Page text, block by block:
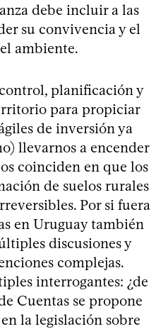
debe incluir a las
su convivencia y el
ambiente.
planificación y
para propiciar
de inversión ya
llevarnos a encender
coinciden en que los
de suelos rurales
Por si fuera
en Uruguay también
discusiones y
complejas.
interrogantes: ¿de
Cuentas se propone
la legislación sobre